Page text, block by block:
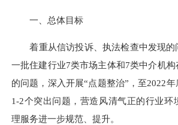
一、 总体目标
着重从信访投诉、执法检查中发现的
一批住建行业7类市场主体和7类中介机构
的问题， 深入开展“点题整治”，至2022
1-2个突出问题，营造风清气正的行业环
理服务进一步规范、提升。